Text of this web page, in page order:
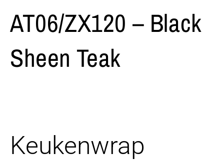
AT06/ZX120 – Black
Sheen Teak
Keukenwrap